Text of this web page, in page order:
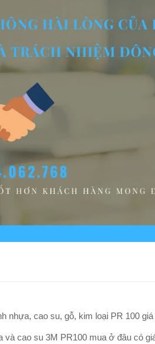
nhựa, cao su, gỗ, kim loại PR 100
và cao su 3M PR100 mua ở đâu có